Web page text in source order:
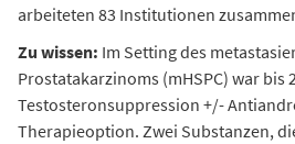
arbeiteten 83 Institutionen
Zu wissen: Im Setting des
Prostatakarzinoms (mHSPC) war bis
Testosteronsuppression +/-
Therapieoption. Zwei Substanzen,